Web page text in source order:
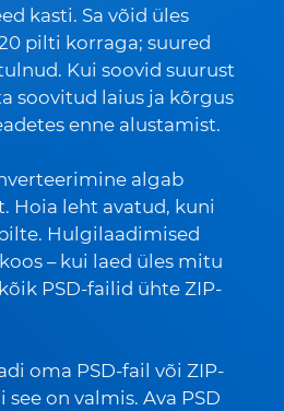
kasti. Sa võid üles
pilti korraga; suured
Kui soovid suurust
soovitud laius ja kõrgus
enne alustamist.
algab
Hoia leht avatud, kuni
Hulgilaadimised
– kui laed üles mitu
PSD-failid ühte ZIP-
oma PSD-fail või ZIP-
see on valmis. Ava PSD